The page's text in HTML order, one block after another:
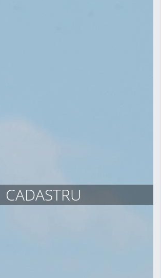
CADASTRU